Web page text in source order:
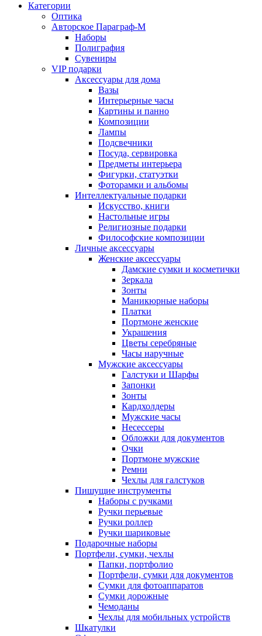
Категории
Оптика
Авторское Параграф-М
Наборы
Полиграфия
Сувениры
VIP подарки
Аксессуары для дома
Вазы
Интерьерные часы
Картины и панно
Композиции
Лампы
Подсвечники
Посуда, сервировка
Предметы интерьера
Фигурки, статуэтки
Фоторамки и альбомы
Интеллектуальные подарки
Искусство, книги
Настольные игры
Религиозные подарки
Философские композиции
Личные аксессуары
Женские аксессуары
Дамские сумки и косметички
Зеркала
Зонты
Маникюрные наборы
Платки
Портмоне женские
Украшения
Цветы серебряные
Часы наручные
Мужские аксессуары
Галстуки и Шарфы
Запонки
Зонты
Кардхолдеры
Мужские часы
Несессеры
Обложки для документов
Очки
Портмоне мужские
Ремни
Чехлы для галстуков
Пишущие инструменты
Наборы с ручками
Ручки перьевые
Ручки роллер
Ручки шариковые
Подарочные наборы
Портфели, сумки, чехлы
Папки, портфолио
Портфели, сумки для документов
Сумки для фотоаппаратов
Сумки дорожные
Чемоданы
Чехлы для мобильных устройств
Шкатулки